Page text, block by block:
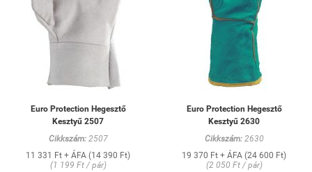
Euro Protection Hegesztő
Kesztyű 2507
Cikkszám:2507
11 331 Ft + ÁFA (14 390 Ft)
(1 199 Ft / pár)
Euro Protection Hegesztő
Kesztyű 2630
Cikkszám:2630
19 370 Ft + ÁFA (24 600 Ft)
(2 050 Ft / pár)